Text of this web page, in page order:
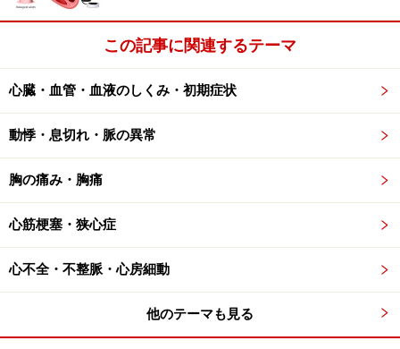
心臓の弁を示します
心臓にある４つの部屋のうち、全身に血液を送る、ポン
左心室の入口にある弁が僧帽弁です。
この僧帽弁がなんらかの原因でうまく閉じなくなると、
左室が血液を全身に送るときに血液が逆流し、全身に届
かず左心房というプールのような部屋にもどってしまい
ます。これが僧帽弁閉鎖不全症です。
僧帽弁閉鎖不全症が軽いうちはとくに治療は要らないの
ですが、次第に逆流が増えてくると心臓が大きくなり、
この記事に関連するテーマ
心臓・血管・血液のしくみ・初期症状
動悸・息切れ・脈の異常
胸の痛み・胸痛
心筋梗塞・狭心症
心不全・不整脈・心房細動
他のテーマも見る